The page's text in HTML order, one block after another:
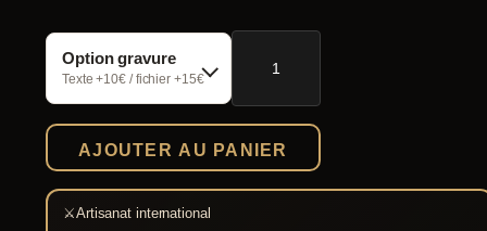
Option gravure
Texte +10€ / fichier +15€
quantité
romain
AJOUTER AU PANIER
⚔Artisanat international